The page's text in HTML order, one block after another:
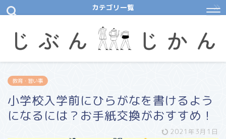
カテゴリ一覧
教育・習い事
小学校入学前にひらがなを書けるよう
になるには？お手紙交換がおすすめ！
2021年3月1日